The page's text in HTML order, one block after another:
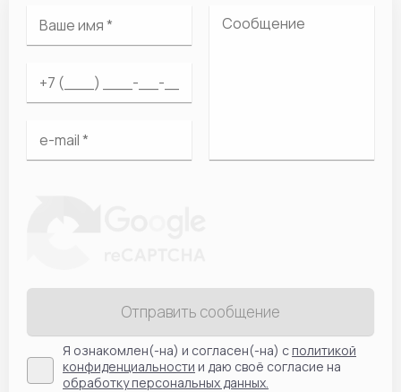
Отправить сообщение
Я ознакомлен(-на) и согласен(-на) сполитикой
конфиденциальности и даю своё согласие на
обработку персональных данных.